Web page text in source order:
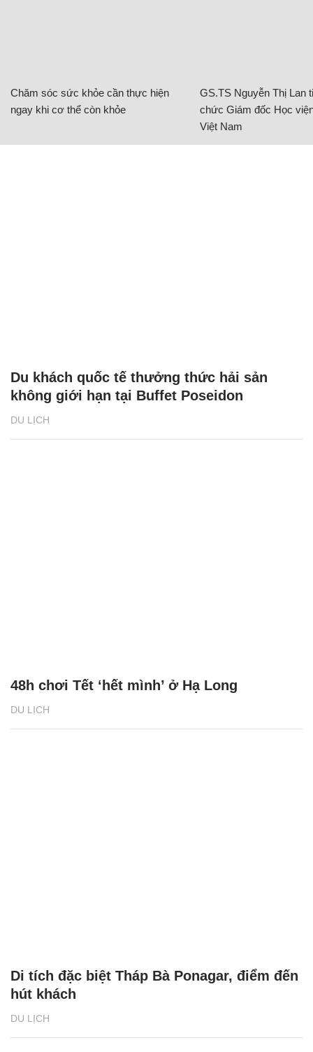
Chăm sóc sức khỏe cần thực hiện
ngay khi cơ thể còn khỏe
GS.TS Nguyễn Thị Lan
chức Giám đốc Học
Việt Nam
DU LỊCH
Du khách quốc tế thưởng thức hải sản
không giới hạn tại Buffet Poseidon
DU LỊCH
48h chơi Tết ‘hết mình’ ở Hạ Long
DU LỊCH
Di tích đặc biệt Tháp Bà Ponagar, điểm đến
hút khách